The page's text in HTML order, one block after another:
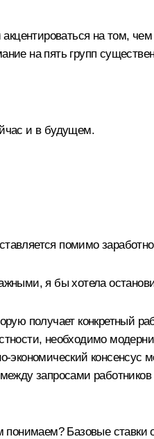
на том,
на пять групп
и в будущем.
помимо
я бы хотела
получает конкретный
необходимо
экономический консенсус
запросами
Базовые ставки